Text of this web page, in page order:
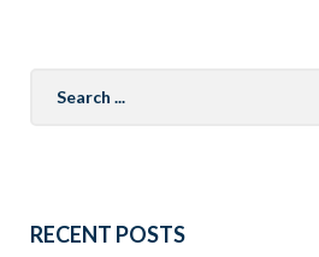
for:
RECENT POSTS